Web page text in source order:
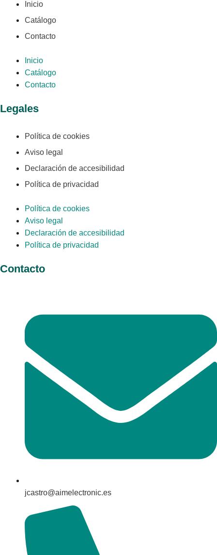
Inicio
Catálogo
Contacto
Inicio
Catálogo
Contacto
Legales
Política de cookies
Aviso legal
Declaración de accesibilidad
Política de privacidad
Política de cookies
Aviso legal
Declaración de accesibilidad
Política de privacidad
Contacto
jcastro@aimelectronic.es